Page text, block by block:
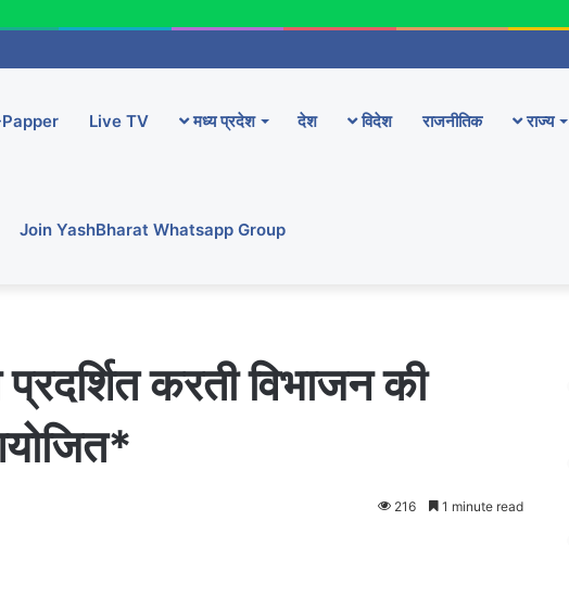
Live TV मध्य प्रदेश देश विदेश राजनीतिक राज्य
Join YashBharat Whatsapp Group
करती विभाजन की
216 1 minute read